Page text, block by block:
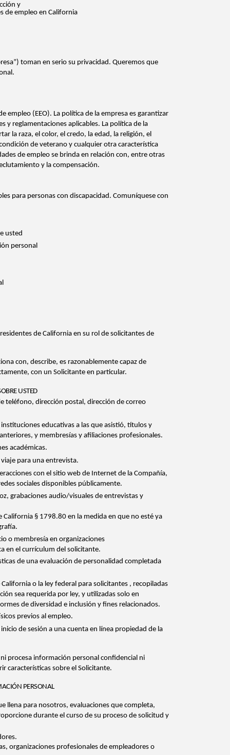
y
de empleo en California
toman en serio su privacidad. Queremos que
empleo (EEO). La política de la empresa es garantizar
y reglamentaciones aplicables. La política de la
la raza, el color, el credo, la edad, la religión, el
de veterano y cualquier otra característica
de empleo se brinda en relación con, entre otras
y la compensación.
para personas con discapacidad. Comuníquese con
usted
personal
de California en su rol de solicitantes de
con, describe, es razonablemente capaz de
con un Solicitante en particular.
USTED
teléfono, dirección postal, dirección de correo
instituciones educativas a las que asistió, títulos y
y membresías y afiliaciones profesionales.
académicas.
para una entrevista.
con el sitio web de Internet de la Compañía,
sociales disponibles públicamente.
grabaciones audio/visuales de entrevistas y
§ 1798.80 en la medida en que no esté ya
o membresía en organizaciones
en el currículum del solicitante.
de una evaluación de personalidad completada
o la ley federal para solicitantes , recopiladas
sea requerida por ley, y utilizadas solo en
de diversidad e inclusión y fines relacionados.
previos al empleo.
de sesión a una cuenta en línea propiedad de la
procesa información personal confidencial ni
características sobre el Solicitante.
PERSONAL
llena para nosotros, evaluaciones que completa,
durante el curso de su proceso de solicitud y
organizaciones profesionales de empleadores o